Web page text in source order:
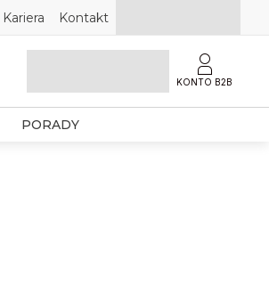
Kariera Kontakt
KONTO B2B
PORADY